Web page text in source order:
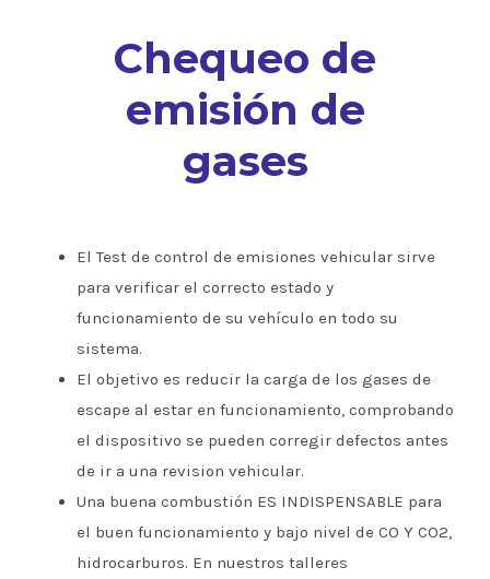
Chequeo de
emisión de
gases
El Test de control de emisiones vehicular sirve
para verificar el correcto estado y
funcionamiento de su vehículo en todo su
sistema.
El objetivo es reducir la carga de los gases de
escape al estar en funcionamiento, comprobando
el dispositivo se pueden corregir defectos antes
de ir a una revision vehicular.
Una buena combustión ES INDISPENSABLE para
el buen funcionamiento y bajo nivel de CO Y CO2,
hidrocarburos. En nuestros talleres